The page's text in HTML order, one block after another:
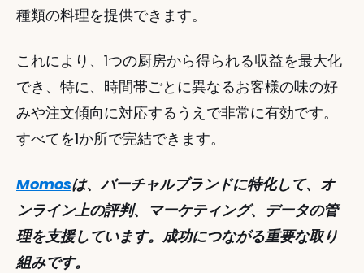
種類の料理を提供できます。
これにより、1つの厨房から得られる収益を最大化
でき、特に、時間帯ごとに異なるお客様の味の好
みや注文傾向に対応するうえで非常に有効です。
すべてを1か所で完結できます。
Momosは、バーチャルブランドに特化して、オ
ンライン上の評判、マーケティング、データの管
理を支援しています。成功につながる重要な取り
組みです。